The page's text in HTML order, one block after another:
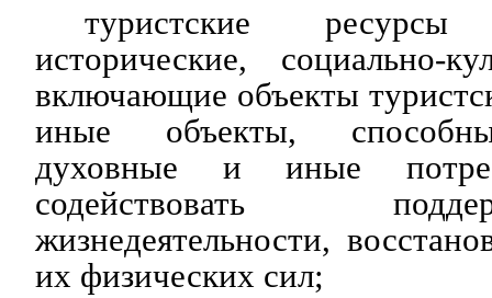
туристские
исторические, социально-
включающие объекты
иные объекты,
духовные и иные
содействовать
жизнедеятельности,
их физических сил;